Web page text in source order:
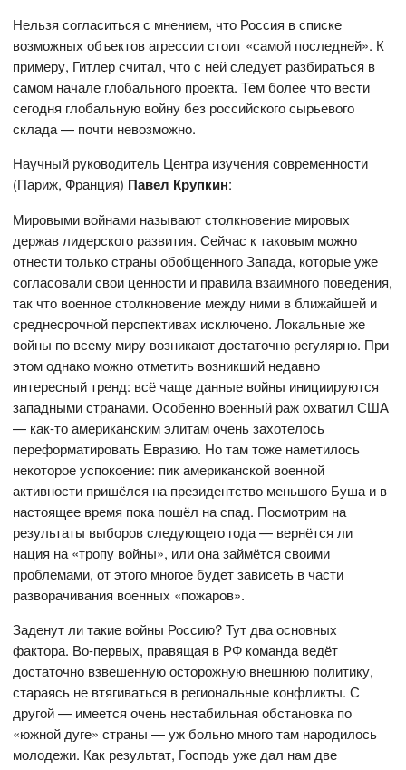
Нельзя согласиться с мнением, что Россия в списке
возможных объектов агрессии стоит «самой последней». К
примеру, Гитлер считал, что с ней следует разбираться в
самом начале глобального проекта. Тем более что вести
сегодня глобальную войну без российского сырьевого
склада — почти невозможно.
Научный руководитель Центра изучения современности
(Париж, Франция) Павел Крупкин:
Мировыми войнами называют столкновение мировых
держав лидерского развития. Сейчас к таковым можно
отнести только страны обобщенного Запада, которые уже
согласовали свои ценности и правила взаимного поведения,
так что военное столкновение между ними в ближайшей и
среднесрочной перспективах исключено. Локальные же
войны по всему миру возникают достаточно регулярно. При
этом однако можно отметить возникший недавно
интересный тренд: всё чаще данные войны инициируются
западными странами. Особенно военный раж охватил США
— как-то американским элитам очень захотелось
переформатировать Евразию. Но там тоже наметилось
некоторое успокоение: пик американской военной
активности пришёлся на президентство меньшого Буша и в
настоящее время пока пошёл на спад. Посмотрим на
результаты выборов следующего года — вернётся ли
нация на «тропу войны», или она займётся своими
проблемами, от этого многое будет зависеть в части
разворачивания военных «пожаров».
Заденут ли такие войны Россию? Тут два основных
фактора. Во-первых, правящая в РФ команда ведёт
достаточно взвешенную осторожную внешнюю политику,
стараясь не втягиваться в региональные конфликты. С
другой — имеется очень нестабильная обстановка по
«южной дуге» страны — уж больно много там народилось
молодежи. Как результат, Господь уже дал нам две